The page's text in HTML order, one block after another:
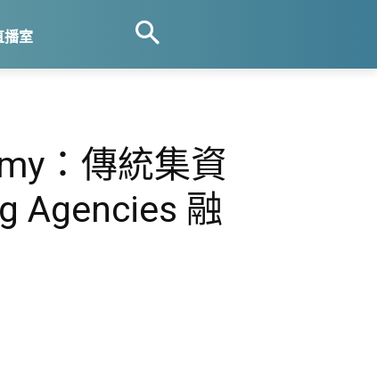
播室
：傳統集資
Agencies 融